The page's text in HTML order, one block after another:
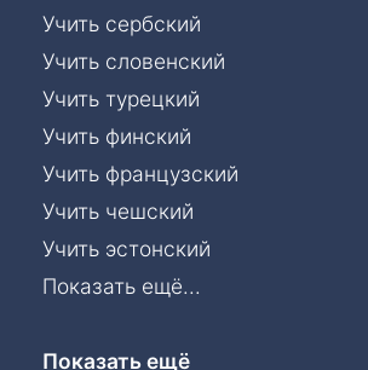
Учить сербский
Учить словенский
Учить турецкий
Учить финский
Учить французский
Учить чешский
Учить эстонский
Показать ещё...
Показать ещё